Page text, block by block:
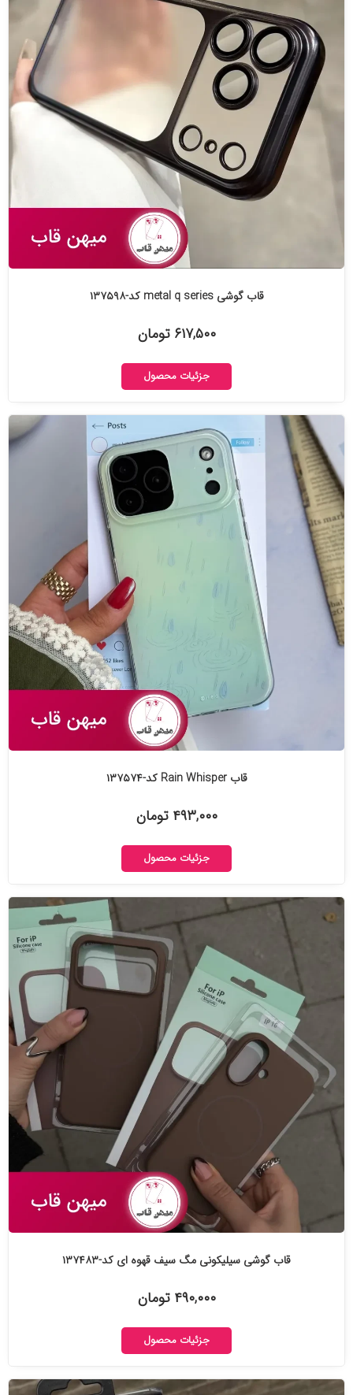
قاب گوشی metal q series کد-۱۳۷۵۹۸
۶۱۷,۵۰۰ تومان
جزئیات محصول
قاب Rain Whisper کد-۱۳۷۵۷۴
۴۹۳,۰۰۰ تومان
جزئیات محصول
قاب گوشی سیلیکونی مگ سیف قهوه ای کد-۱۳۷۴۸۳
۴۹۰,۰۰۰ تومان
جزئیات محصول